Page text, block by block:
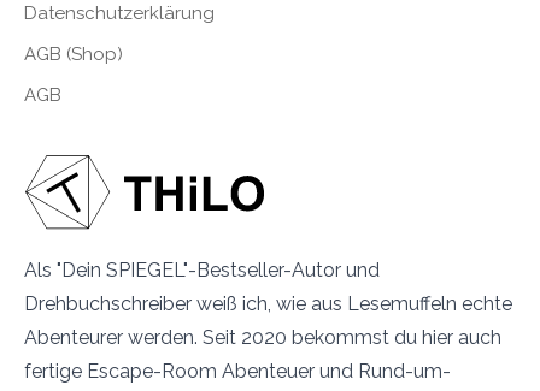
Als "Dein SPIEGEL"-Bestseller-Autor und
Drehbuchschreiber weiß ich, wie aus Lesemuffeln echte
Abenteurer werden. Seit 2020 bekommst du hier auch
fertige Escape-Room Abenteuer und Rund-um-
Datenschutzerklärung
AGB (Shop)
AGB